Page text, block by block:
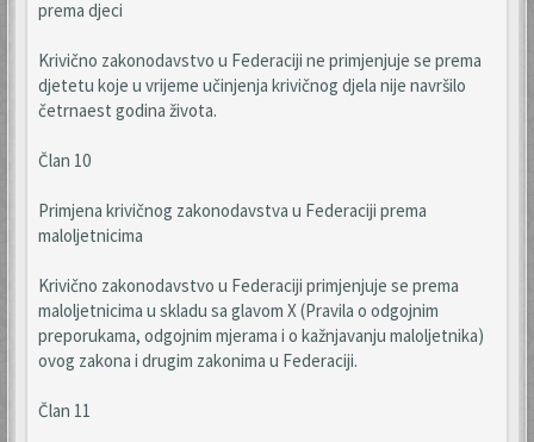
prema djeci
Krivično zakonodavstvo u Federaciji ne primjenjuje se prema
djetetu koje u vrijeme učinjenja krivičnog djela nije navršilo
četrnaest godina života.
Član 10
Primjena krivičnog zakonodavstva u Federaciji prema
maloljetnicima
Krivično zakonodavstvo u Federaciji primjenjuje se prema
maloljetnicima u skladu sa glavom X (Pravila o odgojnim
preporukama, odgojnim mjerama i o kažnjavanju maloljetnika)
ovog zakona i drugim zakonima u Federaciji.
Član 11